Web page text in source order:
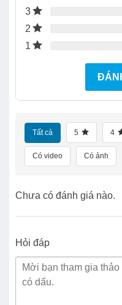
3
2
1
Tất cả 5 4
Có video Có ảnh
Chưa có đánh giá nào.
Hỏi đáp